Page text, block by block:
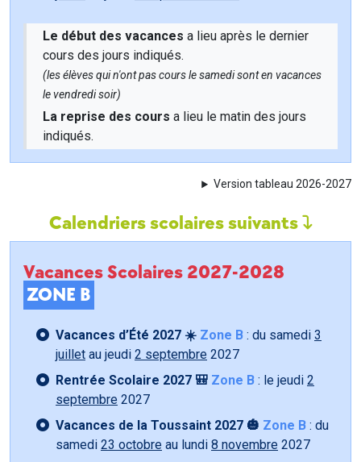
Le début des vacances a lieu après le dernier
cours des jours indiqués.
(les élèves qui n'ont pas cours le samedi sont en vacances
le vendredi soir)
La reprise des cours a lieu le matin des jours
indiqués.
Version tableau 2026-2027
Calendriers scolaires suivants
Vacances Scolaires 2027-2028
ZONE B
Vacances d’Été 2027 ☀️ Zone B : du samedi 3
juillet au jeudi 2 septembre 2027
Rentrée Scolaire 2027 🎒 Zone B : le jeudi 2
septembre 2027
Vacances de la Toussaint 2027 🎃 Zone B : du
samedi 23 octobre au lundi 8 novembre 2027